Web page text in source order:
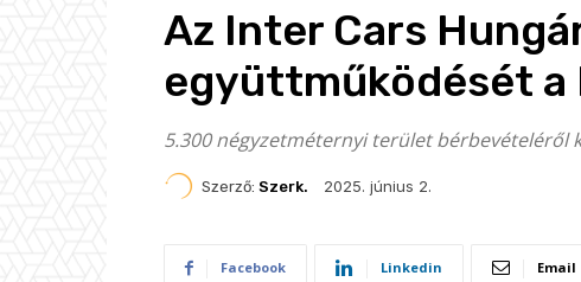
Az Inter Cars
együttműködését a
5.300 négyzetméternyi terület bérbevételéről
Szerző: Szerk. 2025. június 2.
Facebook Linkedin Email